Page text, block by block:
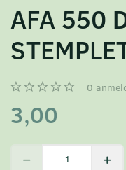
AFA 550
0
3,00